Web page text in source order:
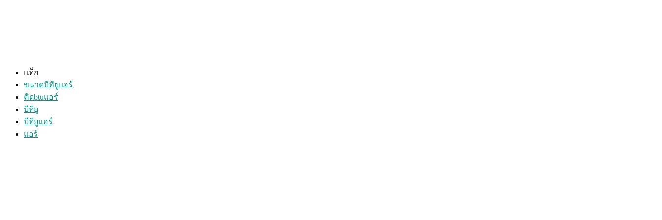
แท็ก
ขนาดบีทียูแอร์
คิดbtuแอร์
บีทียู
บีทียูแอร์
แอร์